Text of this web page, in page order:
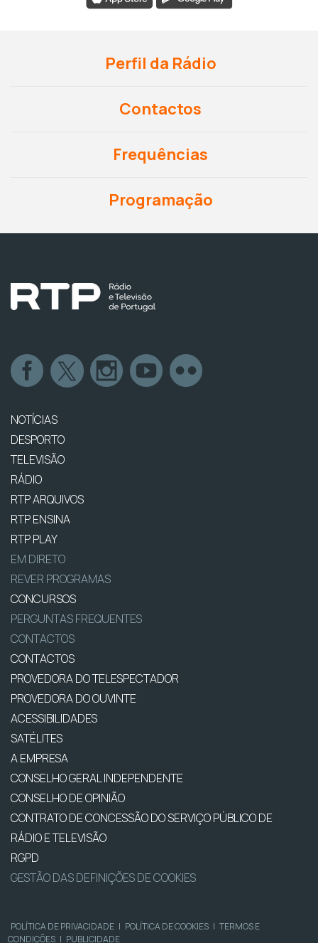
Perfil da Rádio
Contactos
Frequências
Programação
NOTÍCIAS
DESPORTO
TELEVISÃO
RÁDIO
RTP ARQUIVOS
RTP ENSINA
RTP PLAY
EM DIRETO
REVER PROGRAMAS
CONCURSOS
PERGUNTAS FREQUENTES
CONTACTOS
CONTACTOS
PROVEDORA DO TELESPECTADOR
PROVEDORA DO OUVINTE
ACESSIBILIDADES
SATÉLITES
A EMPRESA
CONSELHO GERAL INDEPENDENTE
CONSELHO DE OPINIÃO
CONTRATO DE CONCESSÃO DO SERVIÇO PÚBLICO DE
RÁDIO E TELEVISÃO
RGPD
GESTÃO DAS DEFINIÇÕES DE COOKIES
POLÍTICA DE PRIVACIDADE | POLÍTICA DE COOKIES | TERMOS E
CONDIÇÕES | PUBLICIDADE